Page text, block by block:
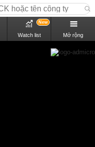
Watch list
New
Mở rộng